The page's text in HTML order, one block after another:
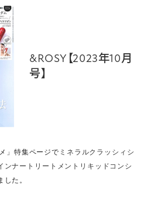
&ROSY【2023年10月
号】
」特集ページで ミネラルクラッシィシ
ンナートリートメントリキッドコンシ
した。